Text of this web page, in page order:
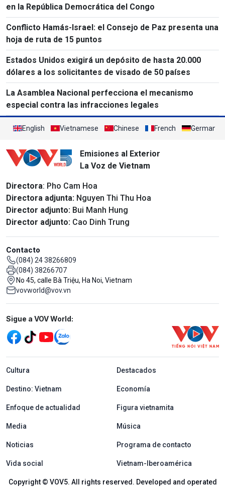
en la República Democrática del Congo
Conflicto Hamás-Israel: el Consejo de Paz presenta una
hoja de ruta de 15 puntos
Estados Unidos exigirá un depósito de hasta 20.000
dólares a los solicitantes de visado de 50 países
La Asamblea Nacional perfecciona el mecanismo
especial contra las infracciones legales
English Vietnamese Chinese French German
Emisiones al Exterior
La Voz de Vietnam
Directora: Pho Cam Hoa
Directora adjunta: Nguyen Thi Thu Hoa
Director adjunto: Bui Manh Hung
Director adjunto: Cao Dinh Trung
Contacto
(084) 24 38266809
(084) 38266707
No 45, calle Bà Triệu, Ha Noi, Vietnam
vovworld@vov.vn
Mạng xã hội
Sigue a VOV World:
menu footer tiếng Tây ban nha
Cultura Destacados
Destino: Vietnam Economía
Enfoque de actualidad Figura vietnamita
Media Música
Noticias Programa de contacto
Vida social Vietnam-Iberoamérica
Copyright © VOV5. All rights reserved. Developed and operated